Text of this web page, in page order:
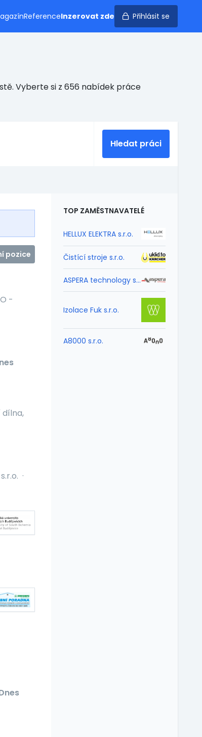
ReferenceInzerovat zde Přihlásit se
Vyberte si z 656 nabídek práce
Hledat práci
pozice
-
dílna,
·
TOP ZAMĚSTNAVATELÉ
HELLUX ELEKTRA s.r.o.
Čistící stroje s.r.o.
ASPERA technology s.r.o.
Izolace Fuk s.r.o.
A8000 s.r.o.